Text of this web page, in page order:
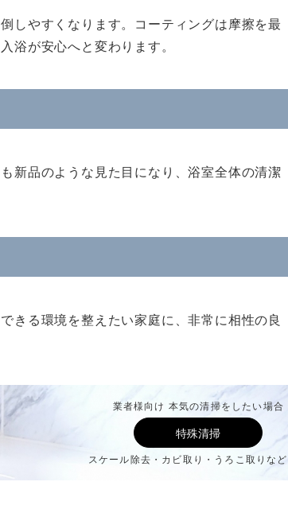
しやすくなります。コーティングは摩擦を最
浴が安心へと変わります。
新品のような見た目になり、浴室全体の清潔
きる環境を整えたい家庭に、非常に相性の良
業者様向け 本気の清掃をしたい場合
特殊清掃
スケール除去・カビ取り・うろこ取りな